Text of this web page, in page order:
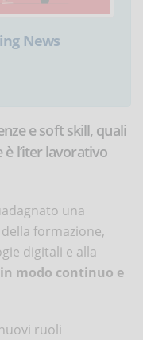
News
e soft skill, quali
l’iter lavorativo
una
formazione,
digitali e alla
modo continuo e
ruoli